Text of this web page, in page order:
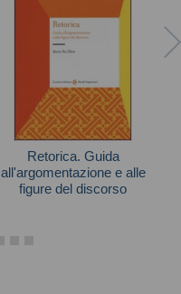
Retorica. Guida
all'argomentazione e alle
figure del discorso